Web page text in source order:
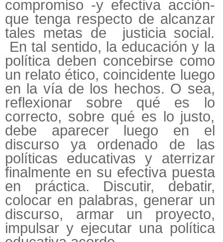
compromiso -y efectiva acción-
que tenga respecto de alcanzar
tales metas de justicia social.
En tal sentido, la educación y la
política deben concebirse como
un relato ético, coincidente luego
en la vía de los hechos. O sea,
reflexionar sobre qué es lo
correcto, sobre qué es lo justo,
debe aparecer luego en el
discurso ya ordenado de las
políticas educativas y aterrizar
finalmente en su efectiva puesta
en práctica. Discutir, debatir,
colocar en palabras, generar un
discurso, armar un proyecto,
impulsar y ejecutar una política